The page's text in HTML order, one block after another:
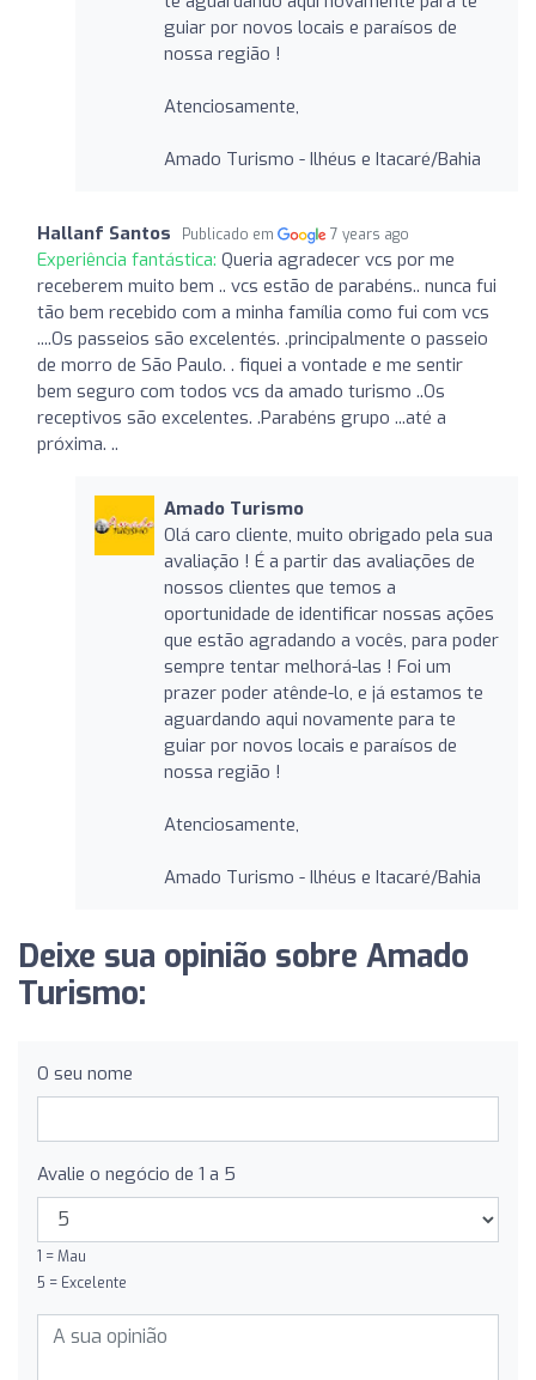
guiar por novos locais e paraísos de
nossa região !
Atenciosamente,
Amado Turismo - Ilhéus e Itacaré/Bahia
Hallanf Santos Publicado em 7 years ago
Experiência fantástica: Queria agradecer vcs por me
receberem muito bem .. vcs estão de parabéns.. nunca fui
tão bem recebido com a minha família como fui com vcs
....Os passeios são excelentés. .principalmente o passeio
de morro de São Paulo. . fiquei a vontade e me sentir
bem seguro com todos vcs da amado turismo ..Os
receptivos são excelentes. .Parabéns grupo ...até a
próxima. ..
Amado Turismo
Olá caro cliente, muito obrigado pela sua
avaliação ! É a partir das avaliações de
nossos clientes que temos a
oportunidade de identificar nossas ações
que estão agradando a vocês, para poder
sempre tentar melhorá-las ! Foi um
prazer poder atênde-lo, e já estamos te
aguardando aqui novamente para te
guiar por novos locais e paraísos de
nossa região !
Atenciosamente,
Amado Turismo - Ilhéus e Itacaré/Bahia
Deixe sua opinião sobre Amado
Turismo:
O seu nome
Avalie o negócio de 1 a 5
1 = Mau
5 = Excelente